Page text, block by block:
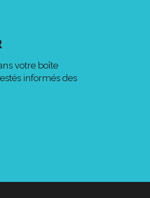
votre boîte
informés des